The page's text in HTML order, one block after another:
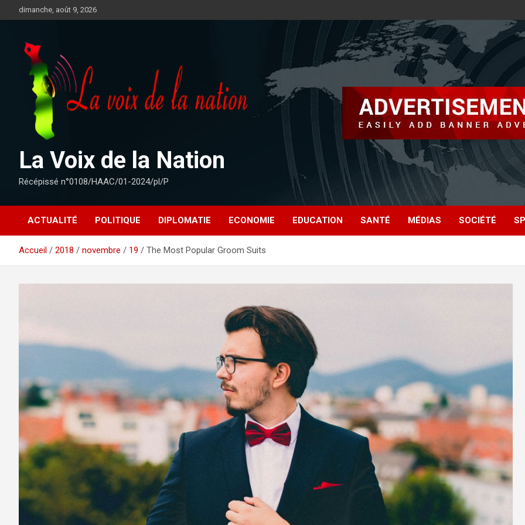
au
dimanche, août 9, 2026
La Voix de la Nation
Récépissé n°0108/HAAC/01-2024/pl/P
ACTUALITÉ POLITIQUE DIPLOMATIE ECONOMIE EDUCATION SANTÉ MÉDIAS SOCIÉTÉ
Accueil 2018 novembre 19 The Most Popular Groom Suits